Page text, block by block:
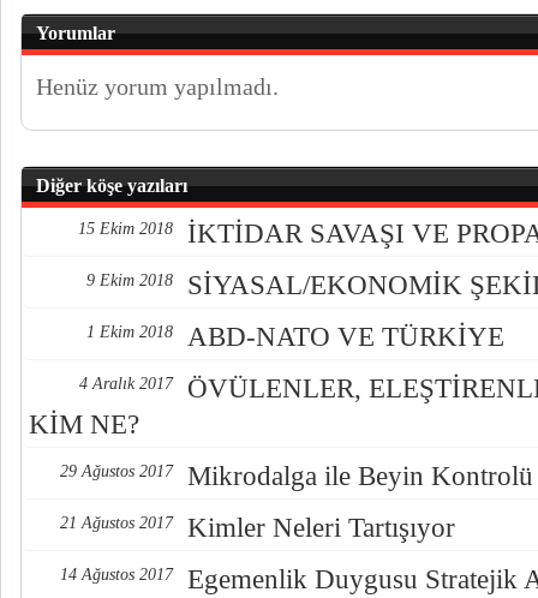
Yorumlar
Henüz yorum yapılmadı.
Diğer köşe yazıları
15 Ekim 2018 İKTİDAR SAVAŞI VE
9 Ekim 2018 SİYASAL/EKONOMİK
1 Ekim 2018 ABD-NATO VE TÜRKİYE
4 Aralık 2017
ÖVÜLENLER,
KİM NE?
29 Ağustos 2017 Mikrodalga ile Beyin Kontrolü
21 Ağustos 2017 Kimler Neleri Tartışıyor
14 Ağustos 2017 Egemenlik Duygusu Stratejik